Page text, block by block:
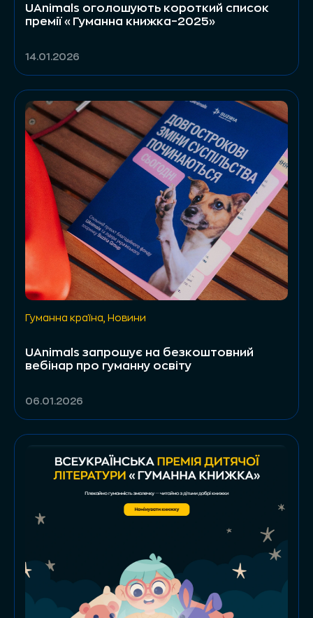
UAnimals оголошують короткий список
премії «Гуманна книжка–2025»
14.01.2026
Гуманна країна Новини
UAnimals запрошує на безкоштовний
вебінар про гуманну освіту
06.01.2026